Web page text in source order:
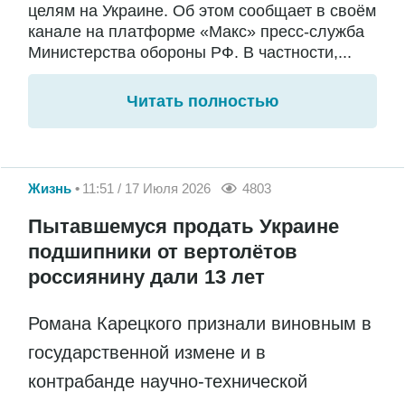
целям на Украине. Об этом сообщает в своём
канале на платформе «Макс» пресс-служба
Министерства обороны РФ. В частности,...
Читать полностью
Жизнь 11:51 / 17 Июля 2026 4803
Пытавшемуся продать Украине
подшипники от вертолётов
россиянину дали 13 лет
Романа Карецкого признали виновным в
государственной измене и в
контрабанде научно-технической